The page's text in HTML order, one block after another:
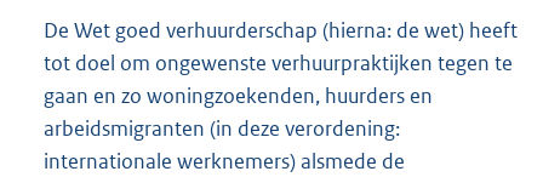
De Wet goed verhuurderschap (hierna: de wet) heeft
tot doel om ongewenste verhuurpraktijken tegen te
gaan en zo woningzoekenden, huurders en
arbeidsmigranten (in deze verordening:
internationale werknemers) alsmede de